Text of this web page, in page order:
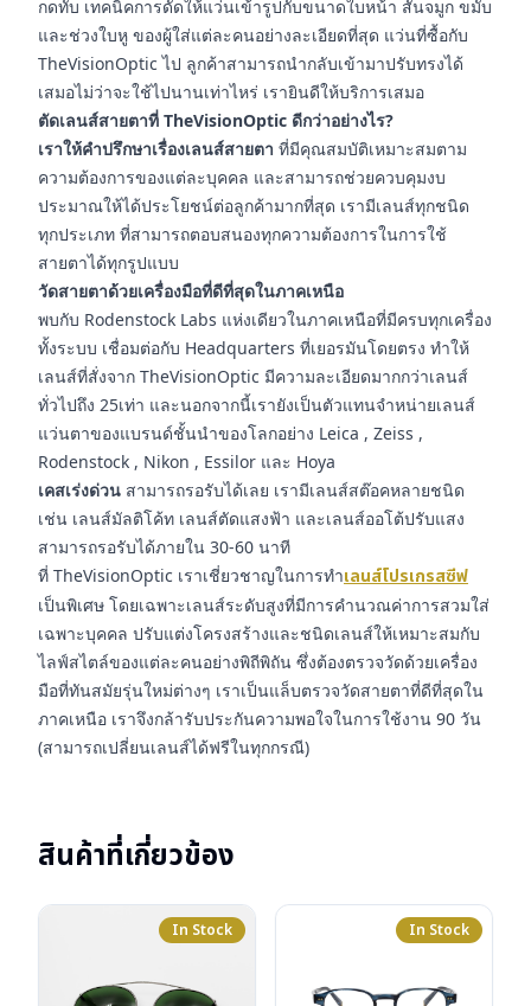
กดทับ เทคนิคการดัดให้แว่นเข้ารูปกับขนาดใบหน้า สันจมูก ขมับ
และช่วงใบหู ของผู้ใส่แต่ละคนอย่างละเอียดที่สุด แว่นที่ซื้อกับ
TheVisionOptic ไป ลูกค้าสามารถนำกลับเข้ามาปรับทรงได้
เสมอไม่ว่าจะใช้ไปนานเท่าไหร่ เรายินดีให้บริการเสมอ
ตัดเลนส์สายตาที่ TheVisionOptic ดีกว่าอย่างไร?
เราให้คำปรึกษาเรื่องเลนส์สายตา ที่มีคุณสมบัติเหมาะสมตาม
ความต้องการของแต่ละบุคคล และสามารถช่วยควบคุมงบ
ประมาณให้ได้ประโยชน์ต่อลูกค้ามากที่สุด เรามีเลนส์ทุกชนิด
ทุกประเภท ที่สามารถตอบสนองทุกความต้องการในการใช้
สายตาได้ทุกรูปแบบ
วัดสายตาด้วยเครื่องมือที่ดีที่สุดในภาคเหนือ
พบกับ Rodenstock Labs แห่งเดียวในภาคเหนือที่มีครบทุกเครื่อง
ทั้งระบบ เชื่อมต่อกับ Headquarters ที่เยอรมันโดยตรง ทำให้
เลนส์ที่สั่งจาก TheVisionOptic มีความละเอียดมากกว่าเลนส์
ทั่วไปถึง 25เท่า และนอกจากนี้เรายังเป็นตัวแทนจำหน่ายเลนส์
แว่นตาของแบรนด์ชั้นนำของโลกอย่าง Leica , Zeiss ,
Rodenstock , Nikon , Essilor และ Hoya
เคสเร่งด่วน สามารถรอรับได้เลย เรามีเลนส์สต๊อคหลายชนิด
เช่น เลนส์มัลติโค้ท เลนส์ตัดแสงฟ้า และเลนส์ออโต้ปรับแสง
สามารถรอรับได้ภายใน 30-60 นาที
ที่ TheVisionOptic เราเชี่ยวชาญในการทำเลนส์โปรเกรสซีฟ
เป็นพิเศษ โดยเฉพาะเลนส์ระดับสูงที่มีการคำนวณค่าการสวมใส่
เฉพาะบุคคล ปรับแต่งโครงสร้างและชนิดเลนส์ให้เหมาะสมกับ
ไลฟ์สไตล์ของแต่ละคนอย่างพิถีพิถัน ซึ่งต้องตรวจวัดด้วยเครื่อง
มือที่ทันสมัยรุ่นใหม่ต่างๆ เราเป็นแล็บตรวจวัดสายตาที่ดีที่สุดใน
ภาคเหนือ เราจึงกล้ารับประกันความพอใจในการใช้งาน 90 วัน
(สามารถเปลี่ยนเลนส์ได้ฟรีในทุกกรณี)
สินค้าที่เกี่ยวข้อง
In Stock In Stock